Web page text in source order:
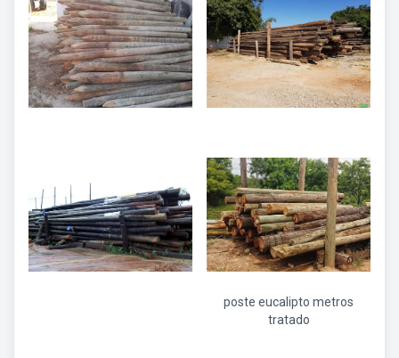
poste eucalipto metros
tratado